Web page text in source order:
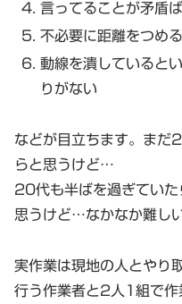
言ってることが矛盾
不必要に距離をつめ
動線を潰していると
りがない
などが目立ちます。まだ
らと思うけど…
20代も半ばを過ぎていた
思うけど…なかなか難しい
実作業は現地の人とやり
行う作業者と2人1組で作